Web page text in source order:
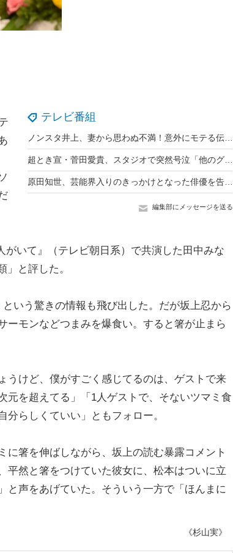
テレビ番組
編集部にメッセージを送る
いて』（テレビ朝日系）で共演した田中みな
と評した。
という驚きの情報も飛び出した。だが坂上忍から
ーモンなどつまみを爆食い。すると箸が止まら
けど、僕がすごく感じてるのは、ゲストで来
元を超えてる」「1人ゲストで、そないツマミ食
らしくていい」ともフォロー。
箸を伸ばしながら、坂上の読む暴露コメント
平然と箸をつけていた彼女に、松本はついに立
と声をあげていた。そういう一方で「ほんまに
《杉山実》